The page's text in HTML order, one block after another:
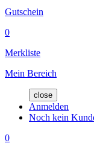
Gutschein
0
Merkliste
Mein Bereich
close
Anmelden
Noch kein
0